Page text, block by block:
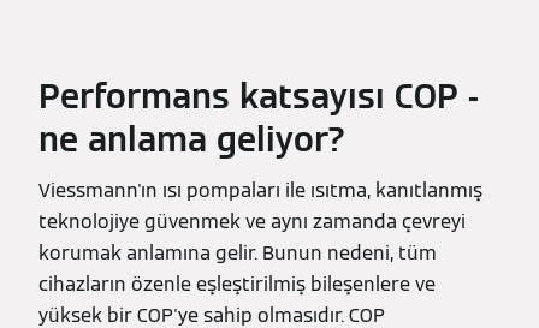
Performans katsayısı COP -
ne anlama geliyor?
Viessmann'ın ısı pompaları ile ısıtma, kanıtlanmış
teknolojiye güvenmek ve aynı zamanda çevreyi
korumak anlamına gelir. Bunun nedeni, tüm
cihazların özenle eşleştirilmiş bileşenlere ve
yüksek bir COP'ye sahip olmasıdır. COP